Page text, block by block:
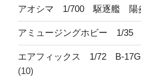
アオシマ 1/700 駆逐艦 陽
アミュージングホビー 1/35
エアフィックス 1/72 B-17G
(10)